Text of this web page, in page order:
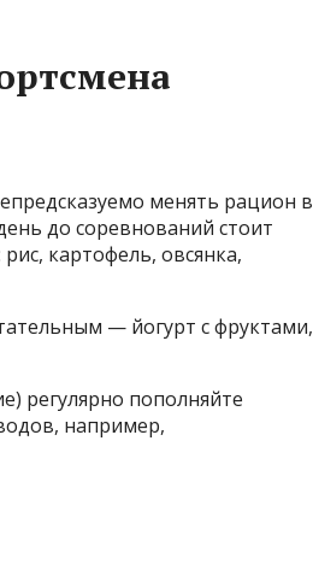
менять рацион в
до соревнований стоит
картофель, овсянка,
— йогурт с фруктами,
регулярно пополняйте
например,